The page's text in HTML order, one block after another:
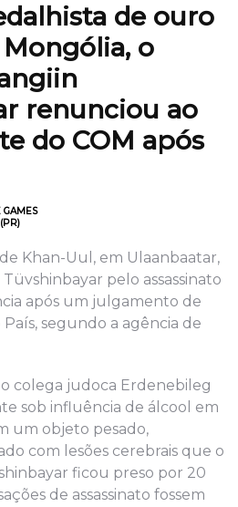
de ouro
o
renunciou ao
do COM após
GAMES
Khan-Uul, em Ulaanbaatar,
pelo assassinato
após um julgamento de
segundo a agência de
colega judoca Erdenebileg
sob influência de álcool em
um objeto pesado,
com lesões cerebrais que o
ficou preso por 20
de assassinato fossem